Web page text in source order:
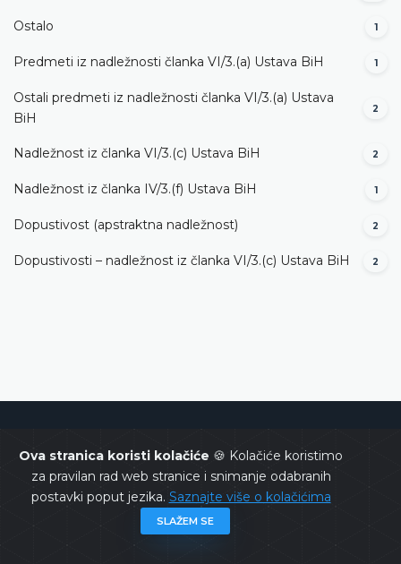
Ova stranica koristi kolačiće 🍪 Kolačiće koristimo
za pravilan rad web stranice i snimanje odabranih
postavki poput jezika. Saznajte više o kolačićima
SLAŽEM SE
Ostalo 1
Predmeti iz nadležnosti članka VI/3.(a) Ustava BiH 1
Ostali predmeti iz nadležnosti članka VI/3.(a) Ustava
BiH
2
Nadležnost iz članka VI/3.(c) Ustava BiH 2
Nadležnost iz članka IV/3.(f) Ustava BiH 1
Dopustivost (apstraktna nadležnost) 2
Dopustivosti – nadležnost iz članka VI/3.(c) Ustava BiH 2
Ustavni sud BiH